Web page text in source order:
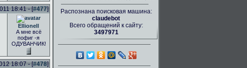
18:41 - [#477]
Ellionell
А мне всё
пофиг -я
ОДУВАНЧИК!
18:07 - [#478]
Распознана поисковая машина:
claudebot
Всего обращений к сайту:
3497971